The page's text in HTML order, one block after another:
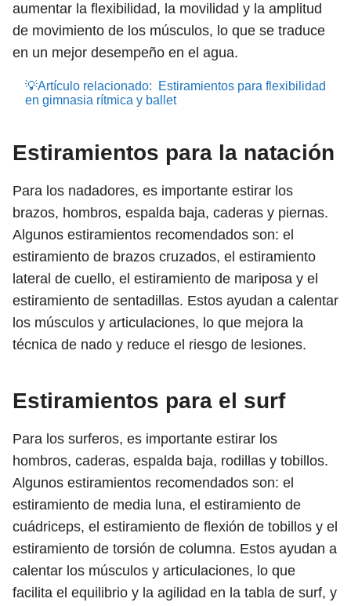
aumentar la flexibilidad, la movilidad y la amplitud
de movimiento de los músculos, lo que se traduce
en un mejor desempeño en el agua.
💡Artículo relacionado:
Estiramientos para flexibilidad
en gimnasia rítmica y ballet
Estiramientos para la natación
Para los nadadores, es importante estirar los
brazos, hombros, espalda baja, caderas y piernas.
Algunos estiramientos recomendados son: el
estiramiento de brazos cruzados, el estiramiento
lateral de cuello, el estiramiento de mariposa y el
estiramiento de sentadillas. Estos ayudan a calentar
los músculos y articulaciones, lo que mejora la
técnica de nado y reduce el riesgo de lesiones.
Estiramientos para el surf
Para los surferos, es importante estirar los
hombros, caderas, espalda baja, rodillas y tobillos.
Algunos estiramientos recomendados son: el
estiramiento de media luna, el estiramiento de
cuádriceps, el estiramiento de flexión de tobillos y el
estiramiento de torsión de columna. Estos ayudan a
calentar los músculos y articulaciones, lo que
facilita el equilibrio y la agilidad en la tabla de surf, y